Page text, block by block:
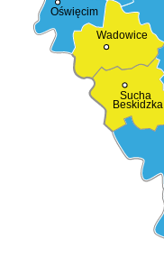
Sucha
Beskidzka
Wadowice
Oświęcim